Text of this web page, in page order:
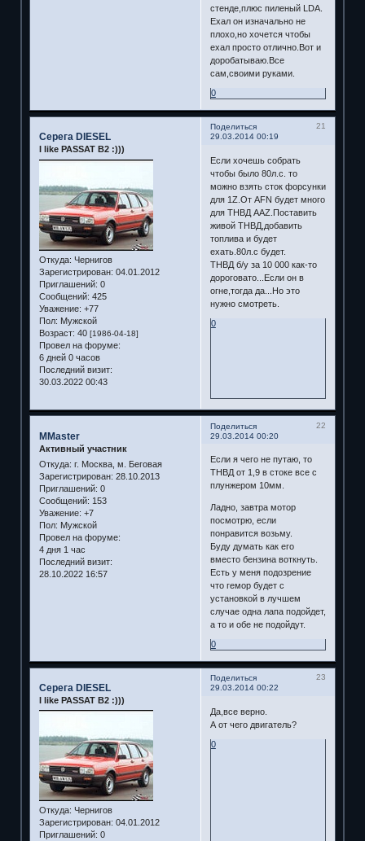
стенде,плюс пиленый LDA.
Ехал он изначально не
плохо,но хочется чтобы
ехал просто отлично.Вот и
доробатываю.Все
сам,своими руками.
0
Поделиться
21
29.03.2014 00:19
Серега DIESEL
I like PASSAT B2 :)))
Откуда: Чернигов
Зарегистрирован: 04.01.2012
Приглашений: 0
Сообщений: 425
Уважение: +77
Пол: Мужской
Возраст: 40 [1986-04-18]
Провел на форуме:
6 дней 0 часов
Последний визит:
30.03.2022 00:43
Если хочешь собрать
чтобы было 80л.с. то
можно взять сток форсунки
для 1Z.От AFN будет много
для ТНВД AAZ.Поставить
живой ТНВД,добавить
топлива и будет
ехать.80л.с будет.
ТНВД б/у за 10 000 как-то
дороговато...Если он в
огне,тогда да...Но это
нужно смотреть.
0
Поделиться
22
29.03.2014 00:20
MMaster
Активный участник
Откуда: г. Москва, м. Беговая
Зарегистрирован: 28.10.2013
Приглашений: 0
Сообщений: 153
Уважение: +7
Пол: Мужской
Провел на форуме:
4 дня 1 час
Последний визит:
28.10.2022 16:57
Если я чего не путаю, то
ТНВД от 1,9 в стоке все с
плунжером 10мм.
Ладно, завтра мотор
посмотрю, если
понравится возьму.
Буду думать как его
вместо бензина воткнуть.
Есть у меня подозрение
что гемор будет с
установкой в лучшем
случае одна лапа подойдет,
а то и обе не подойдут.
0
Поделиться
23
29.03.2014 00:22
Серега DIESEL
I like PASSAT B2 :)))
Откуда: Чернигов
Зарегистрирован: 04.01.2012
Приглашений: 0
Да,все верно.
А от чего двигатель?
0